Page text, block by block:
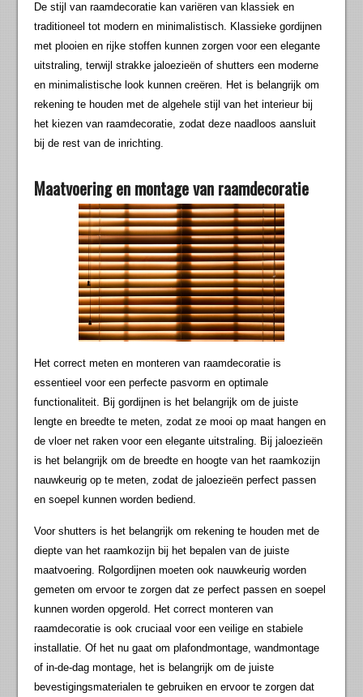
De stijl van raamdecoratie kan variëren van klassiek en
traditioneel tot modern en minimalistisch. Klassieke gordijnen
met plooien en rijke stoffen kunnen zorgen voor een elegante
uitstraling, terwijl strakke jaloezieën of shutters een moderne
en minimalistische look kunnen creëren. Het is belangrijk om
rekening te houden met de algehele stijl van het interieur bij
het kiezen van raamdecoratie, zodat deze naadloos aansluit
bij de rest van de inrichting.
Maatvoering en montage van raamdecoratie
Het correct meten en monteren van raamdecoratie is
essentieel voor een perfecte pasvorm en optimale
functionaliteit. Bij gordijnen is het belangrijk om de juiste
lengte en breedte te meten, zodat ze mooi op maat hangen en
de vloer net raken voor een elegante uitstraling. Bij jaloezieën
is het belangrijk om de breedte en hoogte van het raamkozijn
nauwkeurig op te meten, zodat de jaloezieën perfect passen
en soepel kunnen worden bediend.
Voor shutters is het belangrijk om rekening te houden met de
diepte van het raamkozijn bij het bepalen van de juiste
maatvoering. Rolgordijnen moeten ook nauwkeurig worden
gemeten om ervoor te zorgen dat ze perfect passen en soepel
kunnen worden opgerold. Het correct monteren van
raamdecoratie is ook cruciaal voor een veilige en stabiele
installatie. Of het nu gaat om plafondmontage, wandmontage
of in-de-dag montage, het is belangrijk om de juiste
bevestigingsmaterialen te gebruiken en ervoor te zorgen dat